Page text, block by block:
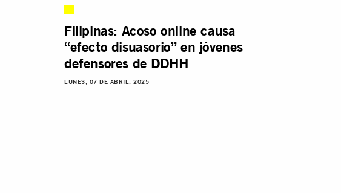
Filipinas: Acoso online causa
“efecto disuasorio” en jóvenes
defensores de DDHH
LUNES, 07 DE ABRIL, 2025